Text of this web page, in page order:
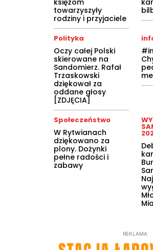
towarzyszyły
rodziny i przyjaciele
Polityka
Oczy całej Polski
skierowane na
Sandomierz. Rafał
Trzaskowski
dziękował za
oddane głosy
[ZDJĘCIA]
Społeczeństwo
W Rytwianach
dziękowano za
plony. Dożynki
pełne radości i
zabawy
REKLAMA